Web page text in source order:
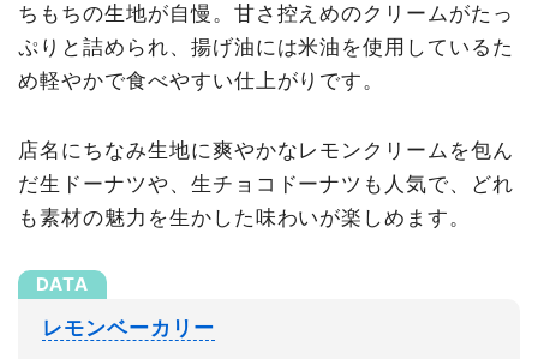
ちもちの生地が自慢。甘さ控えめのクリームがたっ
ぷりと詰められ、揚げ油には米油を使用しているた
め軽やかで食べやすい仕上がりです。
店名にちなみ生地に爽やかなレモンクリームを包ん
だ生ドーナツや、生チョコドーナツも人気で、どれ
も素材の魅力を生かした味わいが楽しめます。
レモンベーカリー